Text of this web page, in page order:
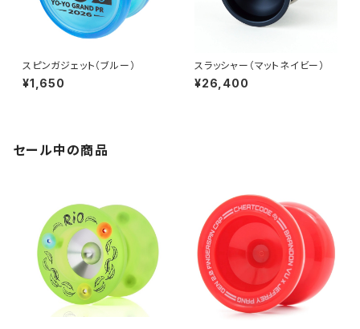
スピンガジェット（ブルー）
¥1,650
スラッシャー（マットネイビー）
¥26,400
セール中の商品